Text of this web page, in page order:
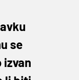
se
izvan